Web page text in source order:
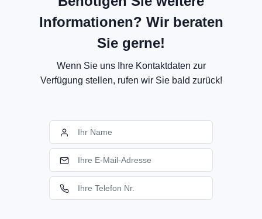
Informationen? Wir beraten
Sie gerne!
Wenn Sie uns Ihre Kontaktdaten zur
Verfügung stellen, rufen wir Sie bald zurück!